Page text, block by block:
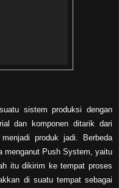
produksi dengan
dan komponen ditarik dari
produk jadi. Berbeda
menganut Push System, yaitu
itu dikirim ke tempat proses
di suatu tempat sebagai